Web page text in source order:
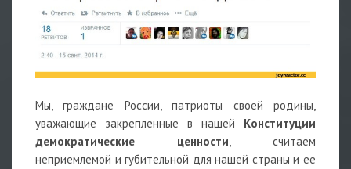
Мы, граждане России, патриоты своей родины,
уважающие закрепленные в нашей Конституции
демократические ценности, считаем
неприемлемой и губительной для нашей страны и ее